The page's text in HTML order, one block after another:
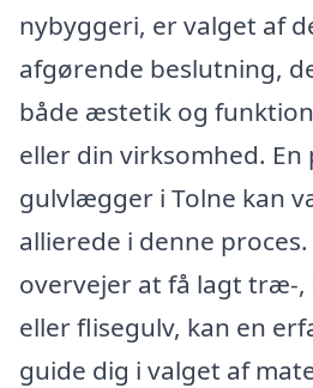
nybyggeri, er valget af
afgørende beslutning,
både æstetik og
eller din virksomhed. En
gulvlægger i Tolne kan
allierede i denne
overvejer at få lagt træ-,
eller flisegulv, kan en
guide dig i valget af